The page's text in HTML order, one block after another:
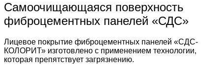
Самоочищающаяся поверхность
фиброцементных панелей «СДС»
Лицевое покрытие фиброцементных панелей «СДС-
КОЛОРИТ» изготовлено с применением технологии,
которая препятствует загрязнению.